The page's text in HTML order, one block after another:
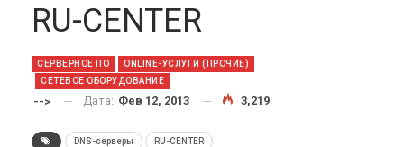
RU-CENTER
СЕРВЕРНОЕ ПО
ONLINE-УСЛУГИ (ПРОЧИЕ)
СЕТЕВОЕ ОБОРУДОВАНИЕ
--> Дата: Фев 12, 2013 3,219
DNS-серверы RU-CENTER